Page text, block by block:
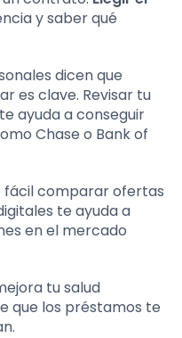
y saber qué
dicen que
es clave. Revisar tu
ayuda a conseguir
Chase o Bank of
fácil comparar ofertas
te ayuda a
en el mercado
tu salud
que los préstamos te